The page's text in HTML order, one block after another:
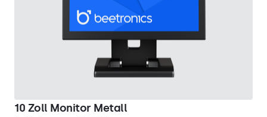
10 Zoll Monitor Metall